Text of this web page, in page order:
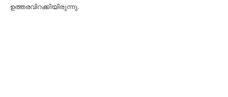
ഉത്തരവിറക്കിയിരുന്നു.